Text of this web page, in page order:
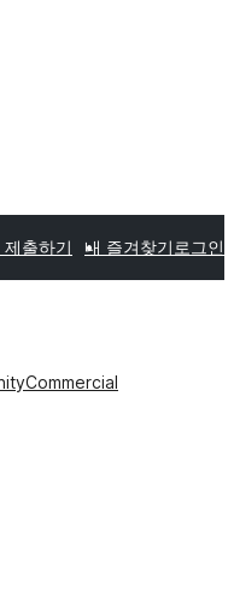
출하기 내 즐겨찾기 로그인
Commercial